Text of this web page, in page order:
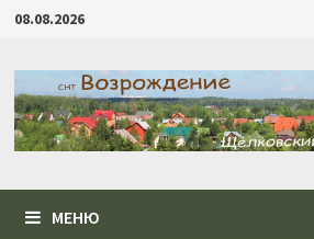
Перейти
содержимому
08.08.2026
МЕНЮ